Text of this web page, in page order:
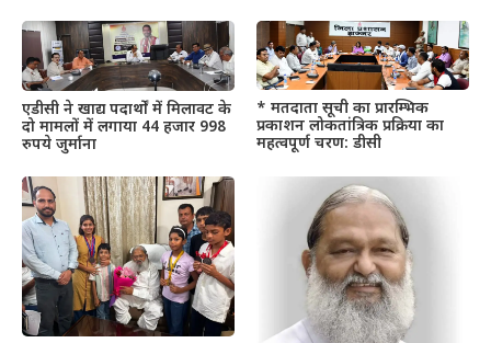
एडीसी ने खाद्य पदार्थों में मिलावट के
दो मामलों में लगाया 44 हजार 998
रुपये जुर्माना
* मतदाता सूची का प्रारम्भिक
प्रकाशन लोकतांत्रिक प्रक्रिया का
महत्वपूर्ण चरण: डीसी